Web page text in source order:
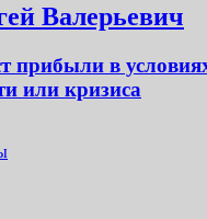
Валерьевич
прибыли в
или кризиса